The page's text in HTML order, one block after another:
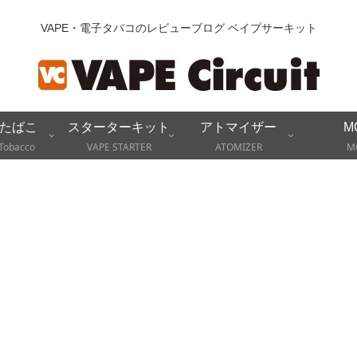
VAPE・電子タバコのレビューブログ ベイプサーキット
ばこ
スターターキット
VAPE STARTER
アトマイザー
ATOMIZER